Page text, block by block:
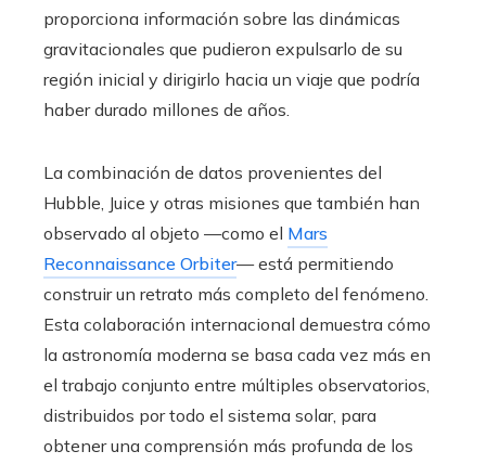
proporciona información sobre las dinámicas
gravitacionales que pudieron expulsarlo de su
región inicial y dirigirlo hacia un viaje que podría
haber durado millones de años.
La combinación de datos provenientes del
Hubble, Juice y otras misiones que también han
observado al objeto —como el Mars
Reconnaissance Orbiter— está permitiendo
construir un retrato más completo del fenómeno.
Esta colaboración internacional demuestra cómo
la astronomía moderna se basa cada vez más en
el trabajo conjunto entre múltiples observatorios,
distribuidos por todo el sistema solar, para
obtener una comprensión más profunda de los